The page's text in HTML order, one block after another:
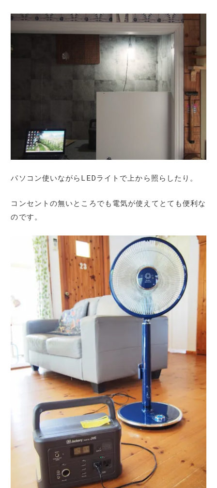
パソコン使いながらLEDライトで上から照らしたり。
コンセントの無いところでも電気が使えてとても便利な
のです。